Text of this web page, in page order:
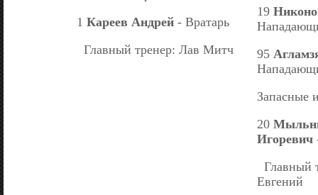
1 Кареев Андрей - Вратарь
Главный тренер: Лав Митч
19
95
Запасные
20
Игоревич
Главный
Евгений